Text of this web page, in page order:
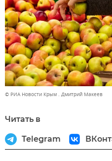
© РИА Новости Крым . Дмитрий Макеев
Читать в
Telegram